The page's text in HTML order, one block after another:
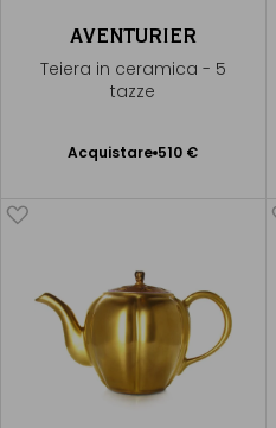
AVENTURIER
Teiera in ceramica - 5
tazze
Acquistare 510 €
Aggiungere